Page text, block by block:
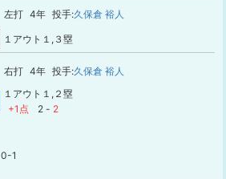
左打 4年 投手:久保倉 裕人
１アウト１,３塁
右打 4年 投手:久保倉 裕人
１アウト１,２塁
+1点
2 - 2
0-1